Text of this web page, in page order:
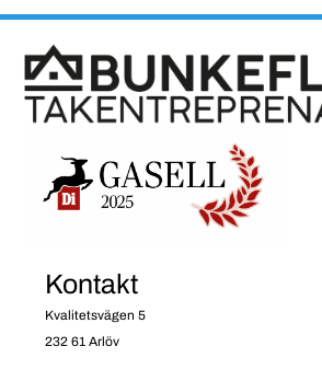
Kontakt
Kvalitetsvägen 5
232 61 Arlöv